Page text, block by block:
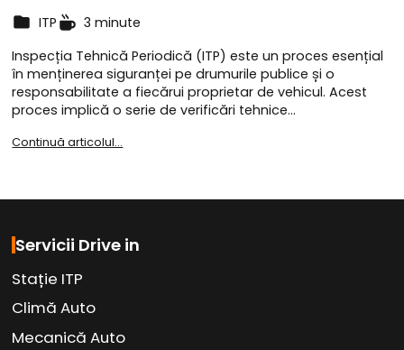
ITP
3 minute
Inspecția Tehnică Periodică (ITP) este un proces esențial
în menținerea siguranței pe drumurile publice și o
responsabilitate a fiecărui proprietar de vehicul. Acest
proces implică o serie de verificări tehnice…
Continuă articolul...
Servicii Drive in
Stație ITP
Climă Auto
Mecanică Auto